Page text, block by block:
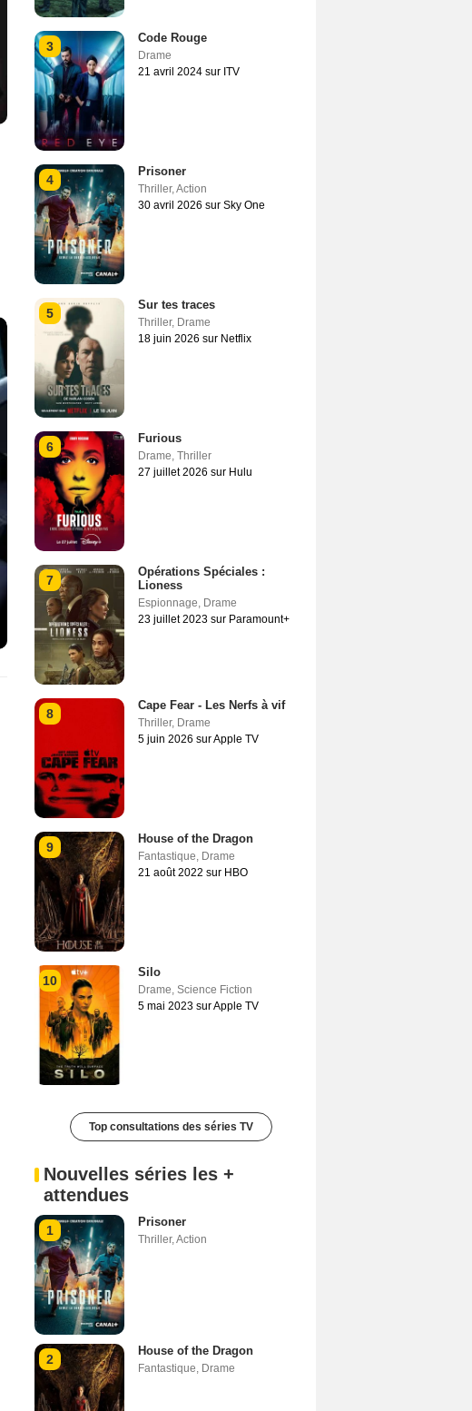
3
Code Rouge
Drame
21 avril 2024 sur ITV
4
Prisoner
Thriller,Action
30 avril 2026 sur Sky One
5
Sur tes traces
Thriller, Drame
18 juin 2026 sur Netflix
6
Furious
Drame, Thriller
27 juillet 2026 sur Hulu
7
Opérations Spéciales :
Lioness
Espionnage, Drame
23 juillet 2023 sur Paramount+
8
Cape Fear - Les Nerfs à vif
Thriller, Drame
5 juin 2026 sur Apple TV
9
House of the Dragon
Fantastique, Drame
21 août 2022 sur HBO
10
Silo
Drame, Science Fiction
5 mai 2023 sur Apple TV
Top consultations des séries TV
Nouvelles séries les +
attendues
1
Prisoner
Thriller,Action
2
House of the Dragon
Fantastique, Drame